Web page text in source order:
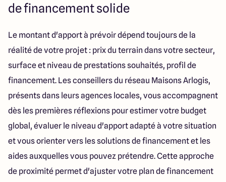
de financement solide
Le montant d'apport à prévoir dépend toujours de la
réalité de votre projet : prix du terrain dans votre secteur,
surface et niveau de prestations souhaités, profil de
financement. Les conseillers du réseau Maisons Arlogis,
présents dans leurs agences locales, vous accompagnent
dès les premières réflexions pour estimer votre budget
global, évaluer le niveau d'apport adapté à votre situation
et vous orienter vers les solutions de financement et les
aides auxquelles vous pouvez prétendre. Cette approche
de proximité permet d'ajuster votre plan de financement